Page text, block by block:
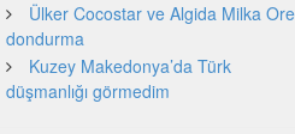
Ülker Cocostar ve Algida Milka
dondurma
Kuzey Makedonya’da Türk
düşmanlığı görmedim